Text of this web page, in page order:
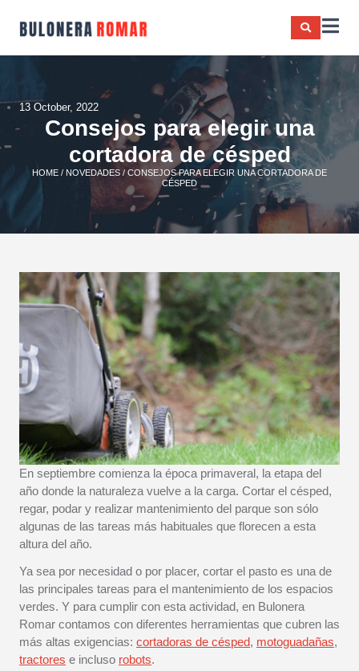
13 October, 2022
Consejos para elegir una
cortadora de césped
HOME / NOVEDADES/ CONSEJOS PARA ELEGIR UNA CORTADORA DE
CÉSPED
En septiembre comienza la época primaveral, la etapa del
año donde la naturaleza vuelve a la carga. Cortar el césped,
regar, podar y realizar mantenimiento del parque son sólo
algunas de las tareas más habituales que florecen a esta
altura del año.
Ya sea por necesidad o por placer, cortar el pasto es una de
las principales tareas para el mantenimiento de los espacios
verdes. Y para cumplir con esta actividad, en Bulonera
Romar contamos con diferentes herramientas que cubren las
más altas exigencias: cortadoras de césped, motoguadañas,
tractores e incluso robots.